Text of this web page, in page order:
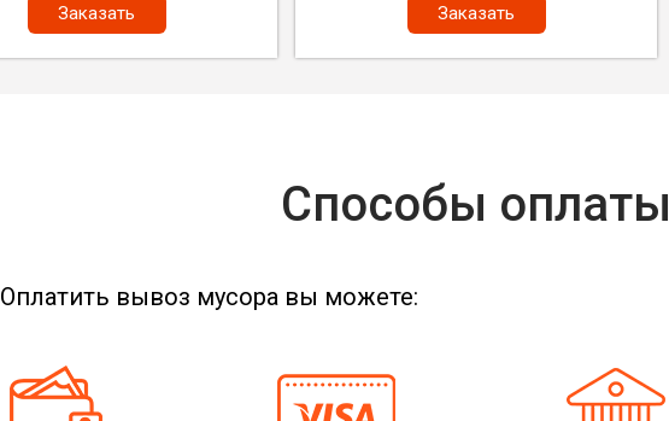
Заказать Заказать
Способы оплаты
Оплатить вывоз мусора вы можете: